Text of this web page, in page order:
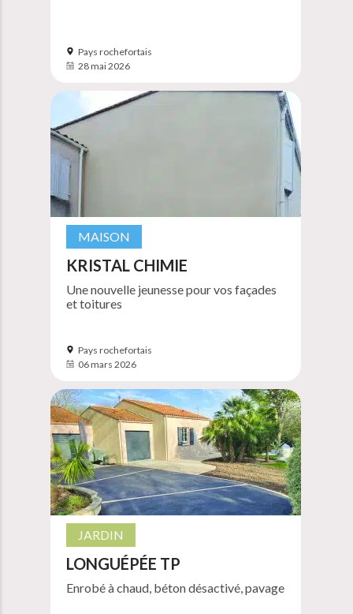
Pays rochefortais
28 mai 2026
MAISON
KRISTAL CHIMIE
Une nouvelle jeunesse pour vos façades
et toitures
Pays rochefortais
06 mars 2026
JARDIN
LONGUÉPÉE TP
Enrobé à chaud, béton désactivé, pavage